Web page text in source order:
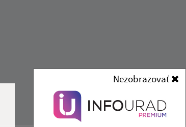
Nezobrazovať